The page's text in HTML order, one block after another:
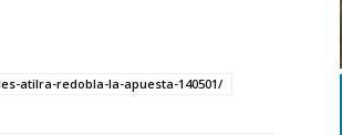
atilra-redobla-la-apuesta-140501/